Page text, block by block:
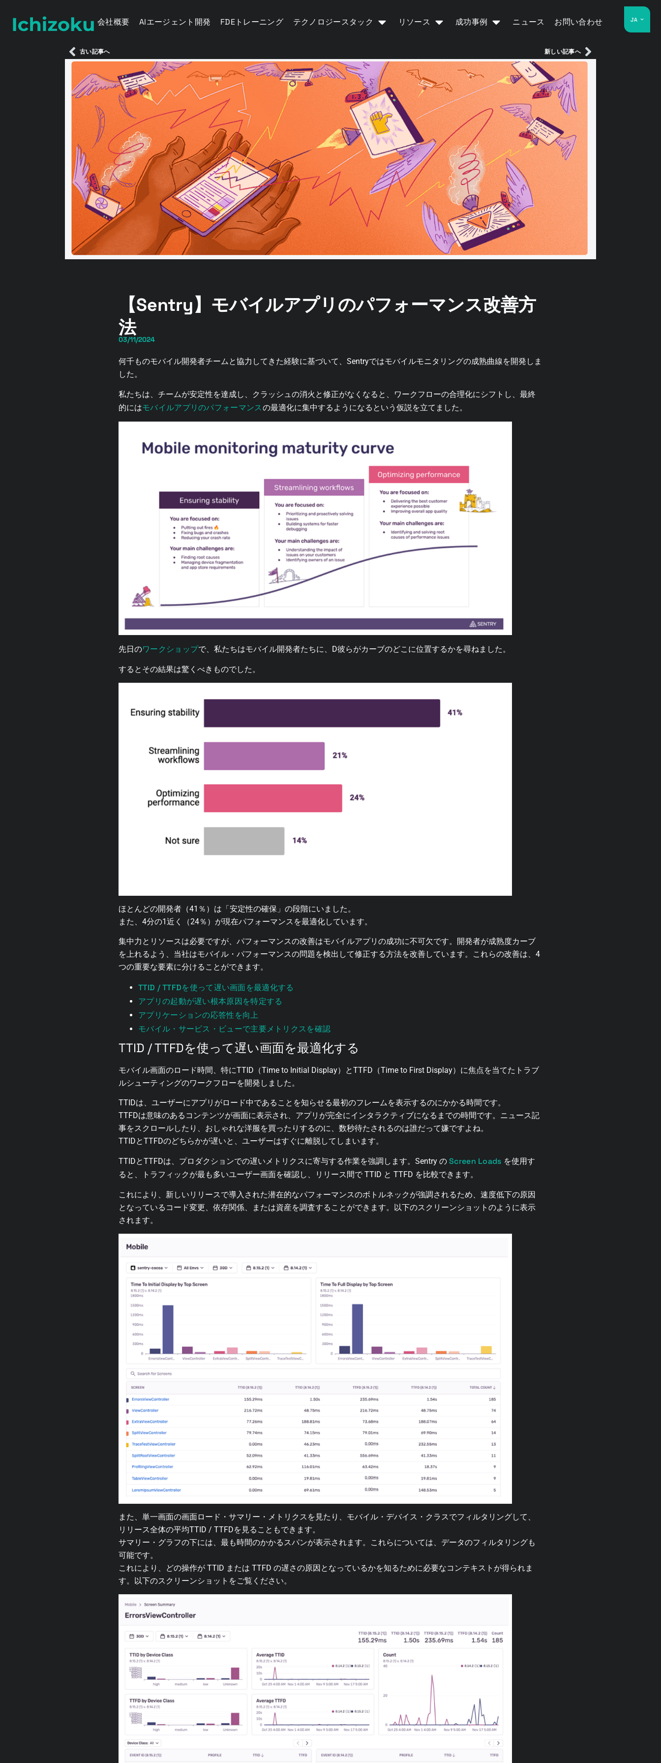
会社概要 AIエージェント開発 FDEトレーニング テクノロジースタック リソース 成功事例 ニュース お問い合わせ JA
古い記事へ 新しい記事へ
【Sentry】モバイルアプリのパフォーマンス改善方
法
03/11/2024
何千ものモバイル開発者チームと協力してきた経験に基づいて、Sentryではモバイルモニタリングの成熟曲線を開発しま
した。
私たちは、チームが安定性を達成し、クラッシュの消火と修正がなくなると、ワークフローの合理化にシフトし、最終
的にはモバイルアプリのパフォーマンスの最適化に集中するようになるという仮説を立てました。
先日のワークショップで、私たちはモバイル開発者たちに、D彼らがカーブのどこに位置するかを尋ねました。
するとその結果は驚くべきものでした。
ほとんどの開発者（41％）は「安定性の確保」の段階にいました。
また、4分の1近く（24％）が現在パフォーマンスを最適化しています。
集中力とリソースは必要ですが、パフォーマンスの改善はモバイルアプリの成功に不可欠です。開発者が成熟度カーブ
を上れるよう、当社はモバイル・パフォーマンスの問題を検出して修正する方法を改善しています。これらの改善は、4
つの重要な要素に分けることができます。
TTID / TTFDを使って遅い画面を最適化する
アプリの起動が遅い根本原因を特定する
アプリケーションの応答性を向上
モバイル・サービス・ビューで主要メトリクスを確認
TTID / TTFDを使って遅い画面を最適化する
モバイル画面のロード時間、特にTTID（Time to Initial Display）とTTFD（Time to First Display）に焦点を当てたトラブ
ルシューティングのワークフローを開発しました。
TTIDは、ユーザーにアプリがロード中であることを知らせる最初のフレームを表示するのにかかる時間です。
TTFDは意味のあるコンテンツが画面に表示され、アプリが完全にインタラクティブになるまでの時間です。ニュース記
事をスクロールしたり、おしゃれな洋服を買ったりするのに、数秒待たされるのは誰だって嫌ですよね。
TTIDとTTFDのどちらかが遅いと、ユーザーはすぐに離脱してしまいます。
TTIDとTTFDは、プロダクションでの遅いメトリクスに寄与する作業を強調します。Sentry の Screen Loads を使用す
ると、トラフィックが最も多いユーザー画面を確認し、リリース間で TTID と TTFD を比較できます。
これにより、新しいリリースで導入された潜在的なパフォーマンスのボトルネックが強調されるため、速度低下の原因
となっているコード変更、依存関係、または資産を調査することができます。以下のスクリーンショットのように表示
されます。
また、単一画面の画面ロード・サマリー・メトリクスを見たり、モバイル・デバイス・クラスでフィルタリングして、
リリース全体の平均TTID / TTFDを見ることもできます。
サマリー・グラフの下には、最も時間のかかるスパンが表示されます。これらについては、データのフィルタリングも
可能です。
これにより、どの操作が TTID または TTFD の遅さの原因となっているかを知るために必要なコンテキストが得られま
す。以下のスクリーンショットをご覧ください。